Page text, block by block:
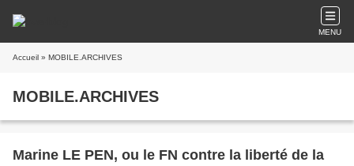
MENU
Accueil » MOBILE.ARCHIVES
MOBILE.ARCHIVES
Marine LE PEN, ou le FN contre la liberté de la